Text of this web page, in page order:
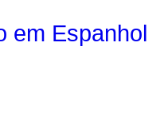
em Espanhol